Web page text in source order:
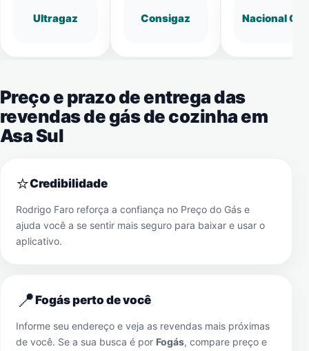
Ultragaz Consigaz Nacional Gás
Preço e prazo de entrega das
revendas de gás de cozinha em
Asa Sul
⭐Credibilidade
Rodrigo Faro reforça a confiança no Preço do Gás e
ajuda você a se sentir mais seguro para baixar e usar o
aplicativo.
📍Fogás perto de você
Informe seu endereço e veja as revendas mais próximas
de você. Se a sua busca é por Fogás, compare preço e